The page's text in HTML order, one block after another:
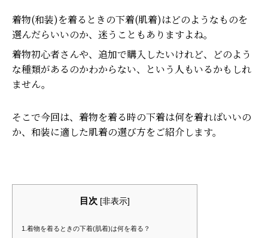
着物(和装)を着るときの下着(肌着)はどのようなものを
選んだらいいのか、迷うこともありますよね。
着物初心者さんや、追加で購入したいけれど、どのよう
な種類があるのかわからない、という人もいるかもしれ
ません。
そこで今回は、着物を着る時の下着は何を着ればいいの
か、和装に適した肌着の選び方をご紹介します。
目次 [非表示]
1.着物を着るときの下着(肌着)は何を着る？